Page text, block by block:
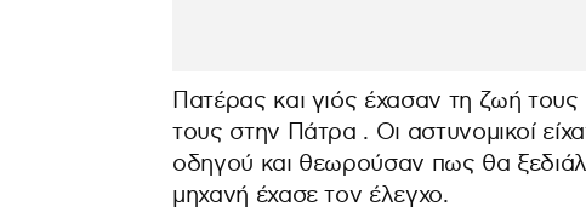
Πατέρας και γιός έχασαν τη ζωή
τους στην Πάτρα . Οι αστυνομικοί
οδηγού και θεωρούσαν πως θα
μηχανή έχασε τον έλεγχο.